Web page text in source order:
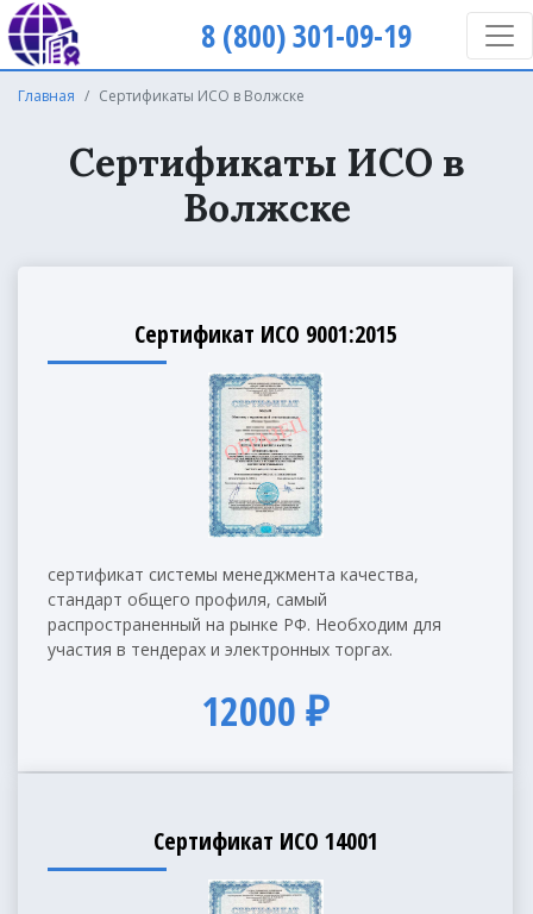
8 (800) 301-09-19
Главная Сертификаты ИСО в Волжске
Сертификаты ИСО в
Волжске
Сертификат ИСО 9001:2015
сертификат системы менеджмента качества,
стандарт общего профиля, самый
распространенный на рынке РФ. Необходим для
участия в тендерах и электронных торгах.
12000 ₽
Сертификат ИСО 14001